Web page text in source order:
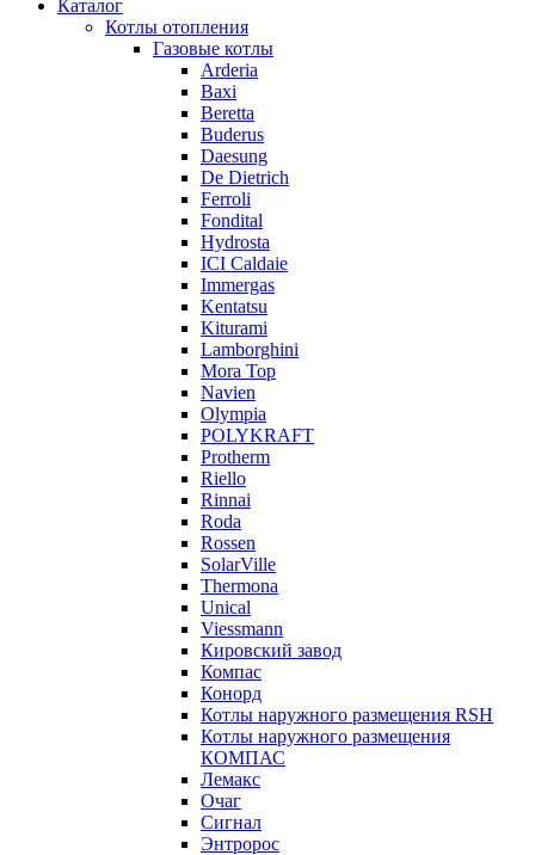
Каталог
Котлы отопления
Газовые котлы
Arderia
Baxi
Beretta
Buderus
Daesung
De Dietrich
Ferroli
Fondital
Hydrosta
ICI Caldaie
Immergas
Kentatsu
Kiturami
Lamborghini
Mora Top
Navien
Olympia
POLYKRAFT
Protherm
Riello
Rinnai
Roda
Rossen
SolarVille
Thermona
Unical
Viessmann
Кировский завод
Компас
Конорд
Котлы наружного размещения RSH
Котлы наружного размещения
КОМПАС
Лемакс
Очаг
Сигнал
Энтророс